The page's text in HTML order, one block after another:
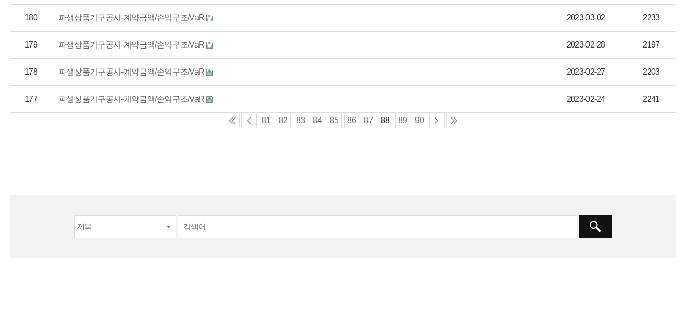
180 파생상품기구공시-계약금액/손익구조/VaR 2023-03-02 2233
179 파생상품기구공시-계약금액/손익구조/VaR 2023-02-28 2197
178 파생상품기구공시-계약금액/손익구조/VaR 2023-02-27 2203
177 파생상품기구공시-계약금액/손익구조/VaR 2023-02-24 2241
81 82 83 84 85 86 87 88 89 90